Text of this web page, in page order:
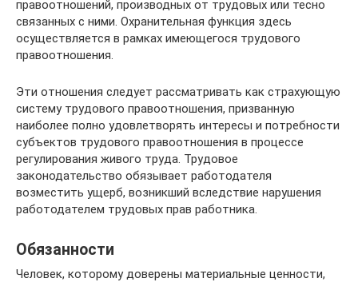
правоотноше­ний, производных от трудовых или тесно
связанных с ними. Охра­нительная функция здесь
осуществляется в рамках имеющегося трудового
правоотношения.
Эти отношения следует рассматривать как страхующую
систему трудового правоотношения, призванную
наиболее полно удовлетворять интересы и потребности
субъектов трудового правоотношения в процессе
регулирования живого тру­да. Трудовое
законодательство обязывает работодателя
возместить ущерб, возникший вследствие нарушения
работодателем трудовых прав работника.
Обязанности
Человек, которому доверены материальные ценности,